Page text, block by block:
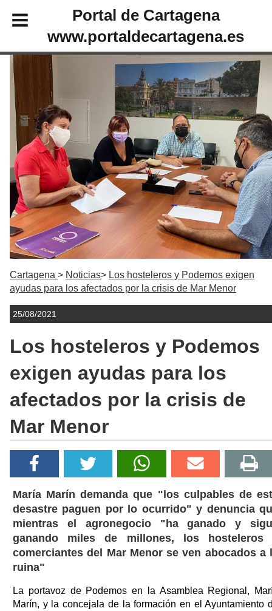
Portal de Cartagena
www.portaldecartagena.es
Cartagena Noticias
Los hosteleros y Podemos exigen
ayudas para los afectados por la crisis de Mar Menor
25/08/2021
Los hosteleros y Podemos
exigen ayudas para los
afectados por la crisis de
Mar Menor
María Marín demanda que "los culpables de
desastre paguen por lo ocurrido" y denuncia
mientras el agronegocio "ha ganado y
ganando miles de millones, los hosteleros
comerciantes del Mar Menor se ven abocados a
ruina"
La portavoz de Podemos en la Asamblea Regional,
Marín, y la concejala de la formación en el Ayuntamiento